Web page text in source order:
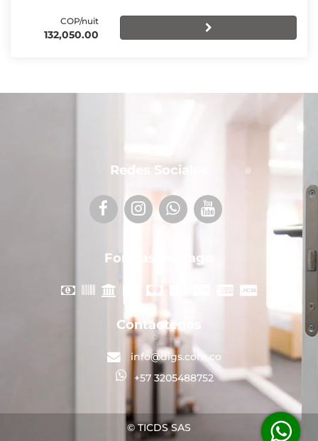
COP/nuit
132,050.00
Redes Sociales
Formas de Pago
Contáctenos
info@digs.com.co
+57 3205488752
© TICDS SAS